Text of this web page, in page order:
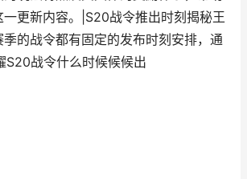
一更新内容。|S20战令推出时刻揭秘王
的战令都有固定的发布时刻安排，通
S20战令什么时候候候出